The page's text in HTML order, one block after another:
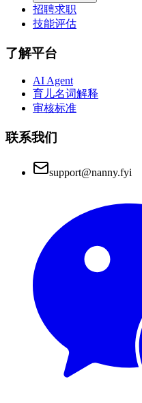
招聘求职
技能评估
了解平台
AI Agent
育儿名词解释
审核标准
联系我们
support@nanny.fyi